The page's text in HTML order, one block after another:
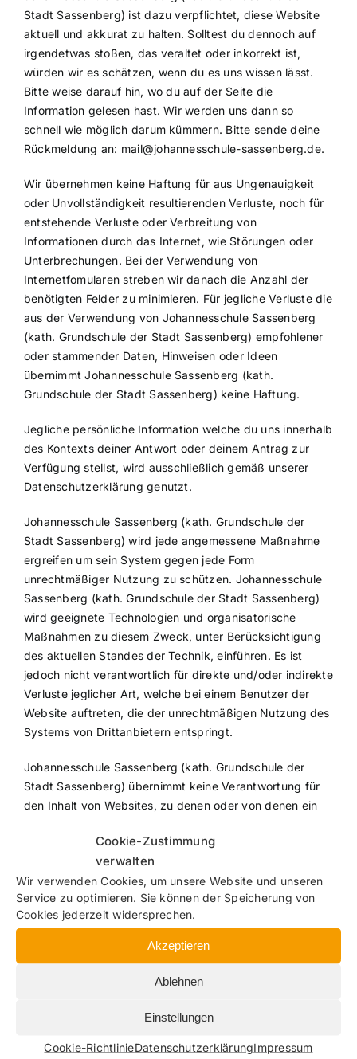
Cookie-Zustimmung
verwalten
Wir verwenden Cookies, um unsere Website und unseren
Service zu optimieren. Sie können der Speicherung von
Cookies jederzeit widersprechen.
Akzeptieren
Ablehnen
Einstellungen
Cookie-RichtlinieDatenschutzerklärungImpressum
Stadt Sassenberg) ist dazu verpflichtet, diese Website
aktuell und akkurat zu halten. Solltest du dennoch auf
irgendetwas stoßen, das veraltet oder inkorrekt ist,
würden wir es schätzen, wenn du es uns wissen lässt.
Bitte weise darauf hin, wo du auf der Seite die
Information gelesen hast. Wir werden uns dann so
schnell wie möglich darum kümmern. Bitte sende deine
Rückmeldung an: mail@johannesschule-sassenberg.de.
Wir übernehmen keine Haftung für aus Ungenauigkeit
oder Unvollständigkeit resultierenden Verluste, noch für
entstehende Verluste oder Verbreitung von
Informationen durch das Internet, wie Störungen oder
Unterbrechungen. Bei der Verwendung von
Internetfomularen streben wir danach die Anzahl der
benötigten Felder zu minimieren. Für jegliche Verluste die
aus der Verwendung von Johannesschule Sassenberg
(kath. Grundschule der Stadt Sassenberg) empfohlener
oder stammender Daten, Hinweisen oder Ideen
übernimmt Johannesschule Sassenberg (kath.
Grundschule der Stadt Sassenberg) keine Haftung.
Jegliche persönliche Information welche du uns innerhalb
des Kontexts deiner Antwort oder deinem Antrag zur
Verfügung stellst, wird ausschließlich gemäß unserer
Datenschutzerklärung genutzt.
Johannesschule Sassenberg (kath. Grundschule der
Stadt Sassenberg) wird jede angemessene Maßnahme
ergreifen um sein System gegen jede Form
unrechtmäßiger Nutzung zu schützen. Johannesschule
Sassenberg (kath. Grundschule der Stadt Sassenberg)
wird geeignete Technologien und organisatorische
Maßnahmen zu diesem Zweck, unter Berücksichtigung
des aktuellen Standes der Technik, einführen. Es ist
jedoch nicht verantwortlich für direkte und/oder indirekte
Verluste jeglicher Art, welche bei einem Benutzer der
Website auftreten, die der unrechtmäßigen Nutzung des
Systems von Drittanbietern entspringt.
Johannesschule Sassenberg (kath. Grundschule der
Stadt Sassenberg) übernimmt keine Verantwortung für
den Inhalt von Websites, zu denen oder von denen ein
Serviceleistungen, die von Drittanbieten angeboten
werden, werden nach entsprechenden Bedingungen und
Konditionen jener Drittanbieter behandelt werden.
Jegliches intellektuelle Eigentumsrecht an Inhalten auf
Sassenberg (kath. Grundschule der Stadt Sassenberg).
Das Kopieren, Verbreiten oder jegliche andere Nutzung
Johannesschule Sassenberg (kath. Grundschule der
Stadt Sassenberg) nicht gestattet, sofern in geltendem